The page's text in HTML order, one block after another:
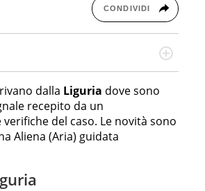
CONDIVIDI
di informazione sul web,
e videogame.
dalla Liguria dove sono
recepito da un
del caso. Le novità sono
Aliena (Aria) guidata